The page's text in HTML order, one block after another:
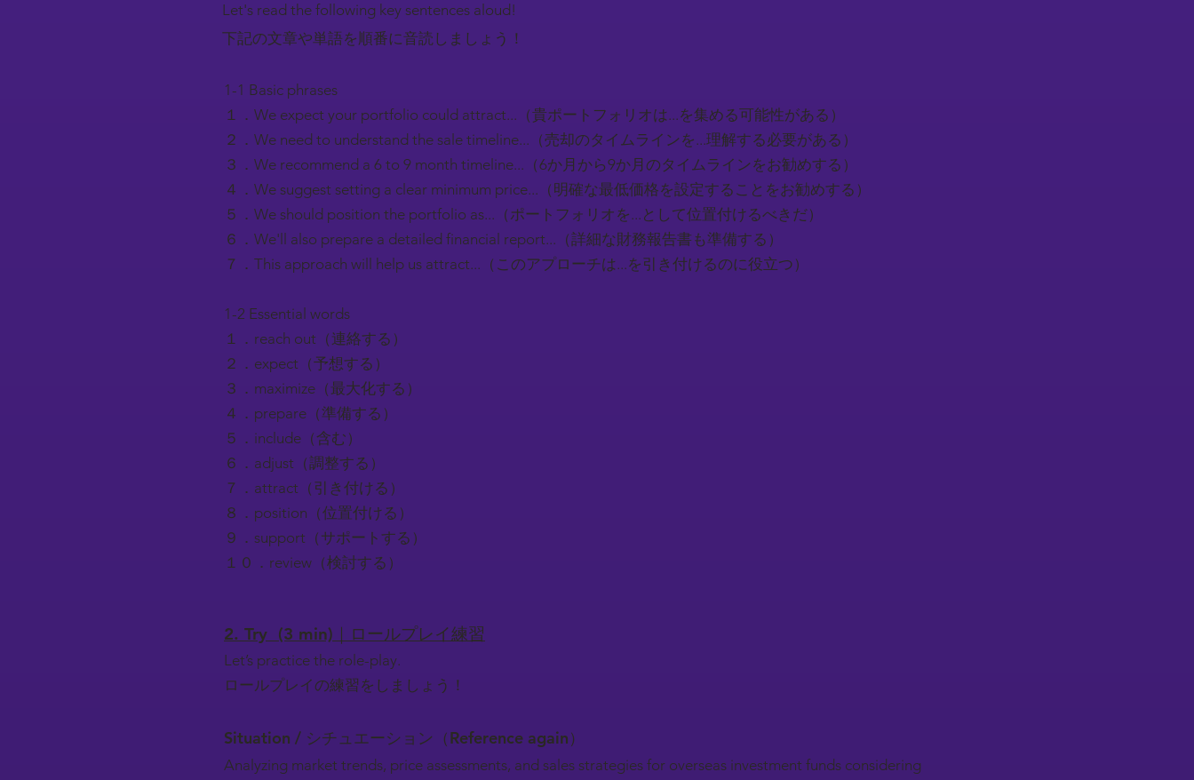
Let's read the following key sentences aloud!
下記の文章や単語を順番に音読しましょう！
1-1 Basic phrases
１．We expect your portfolio could attract...（貴ポートフォリオは...を集める可能性がある）
２．We need to understand the sale timeline...（売却のタイムラインを...理解する必要がある）
３．We recommend a 6 to 9 month timeline...（6か月から9か月のタイムラインをお勧めする）
４．We suggest setting a clear minimum price...（明確な最低価格を設定することをお勧めする）
５．We should position the portfolio as...（ポートフォリオを...として位置付けるべきだ）
６．We'll also prepare a detailed financial report...（詳細な財務報告書も準備する）
７．This approach will help us attract...（このアプローチは...を引き付けるのに役立つ）
1-2 Essential words
１．reach out（連絡する）
２．expect（予想する）
３．maximize（最大化する）
４．prepare（準備する）
５．include（含む）
６．adjust（調整する）
７．attract（引き付ける）
８．position（位置付ける）
９．support（サポートする）
１０．review（検討する）
2. Try (3 min)｜ロールプレイ練習
Let’s practice the role-play.
ロールプレイの練習をしましょう！
Situation / シチュエーション（Reference again）
Analyzing market trends, price assessments, and sales strategies for overseas investment funds considering